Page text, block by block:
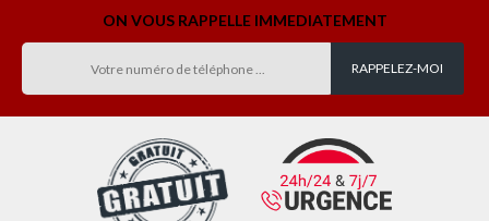
ON VOUS RAPPELLE IMMEDIATEMENT